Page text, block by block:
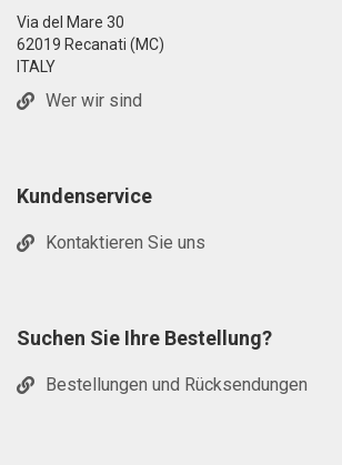
Via del Mare 30
62019 Recanati (MC)
ITALY
Wer wir sind
Kundenservice
Kontaktieren Sie uns
Suchen Sie Ihre Bestellung?
Bestellungen und Rücksendungen